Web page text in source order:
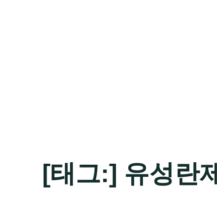
[태그:] 유성란